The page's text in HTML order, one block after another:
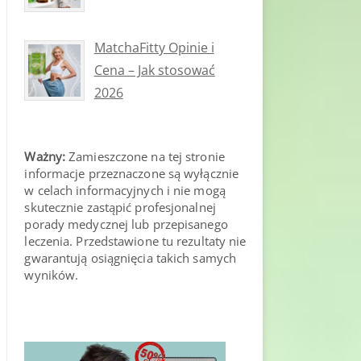
MatchaFitty Opinie i
Cena – Jak stosować
2026
Ważny: Zamieszczone na tej stronie
informacje przeznaczone są wyłącznie
w celach informacyjnych i nie mogą
skutecznie zastąpić profesjonalnej
porady medycznej lub przepisanego
leczenia. Przedstawione tu rezultaty nie
gwarantują osiągnięcia takich samych
wyników.